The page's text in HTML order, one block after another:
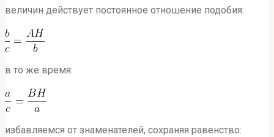
величин действует постоянное отношение подобия:
в то же время:
избавляемся от знаменателей, сохраняя равенство: